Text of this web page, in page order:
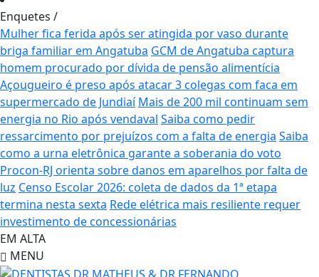
Enquetes /
Mulher fica ferida após ser atingida por vaso durante
briga familiar em Angatuba GCM de Angatuba captura
homem procurado por dívida de pensão alimentícia
Açougueiro é preso após atacar 3 colegas com faca em
supermercado de Jundiaí Mais de 200 mil continuam sem
energia no Rio após vendaval Saiba como pedir
ressarcimento por prejuízos com a falta de energia Saiba
como a urna eletrônica garante a soberania do voto
Procon-RJ orienta sobre danos em aparelhos por falta de
luz Censo Escolar 2026: coleta de dados da 1ª etapa
termina nesta sexta Rede elétrica mais resiliente requer
investimento de concessionárias
EM ALTA
MENU